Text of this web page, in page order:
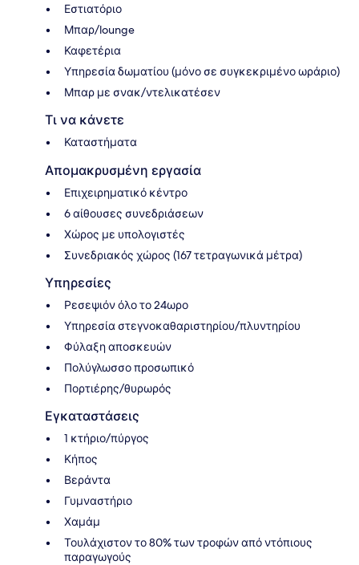
Εστιατόριο
Μπαρ/lounge
Καφετέρια
Υπηρεσία δωματίου (μόνο σε συγκεκριμένο ωράριο)
Μπαρ με σνακ/ντελικατέσεν
Τι να κάνετε
Καταστήματα
Απομακρυσμένη εργασία
Επιχειρηματικό κέντρο
6 αίθουσες συνεδριάσεων
Χώρος με υπολογιστές
Συνεδριακός χώρος (167 τετραγωνικά μέτρα)
Υπηρεσίες
Ρεσεψιόν όλο το 24ωρο
Υπηρεσία στεγνοκαθαριστηρίου/πλυντηρίου
Φύλαξη αποσκευών
Πολύγλωσσο προσωπικό
Πορτιέρης/θυρωρός
Εγκαταστάσεις
1 κτήριο/πύργος
Κήπος
Βεράντα
Γυμναστήριο
Χαμάμ
Τουλάχιστον το 80% των τροφών από ντόπιους
παραγωγούς